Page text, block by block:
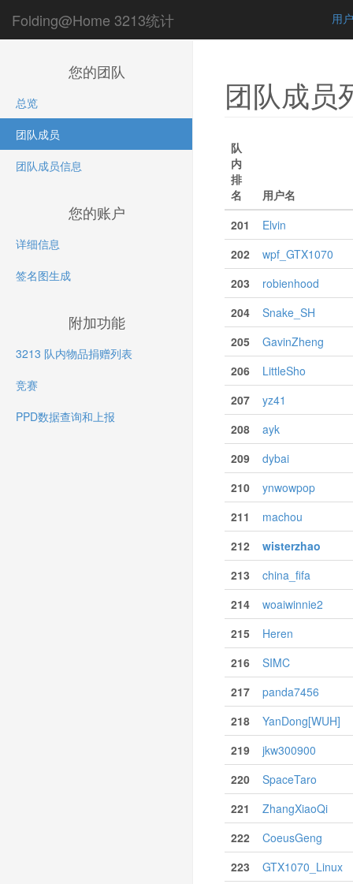
Folding@Home 3213统计 用
您的团队
总览
团队成员
团队成员信息
您的账户
详细信息
签名图生成
附加功能
3213 队内物品捐赠列表
竞赛
PPD数据查询和上报
团队成员
队
内
排
名
用户名
201
Elvin
202
wpf_GTX1070
203
robienhood
204
Snake_SH
205
GavinZheng
206
LittleSho
207
yz41
208
ayk
209
dybai
210
ynwowpop
211
machou
212
wisterzhao
213
china_fifa
214
woaiwinnie2
215
Heren
216
SIMC
217
panda7456
218
YanDong[WUH]
219
jkw300900
220
SpaceTaro
221
ZhangXiaoQi
222
CoeusGeng
223
GTX1070_Linux